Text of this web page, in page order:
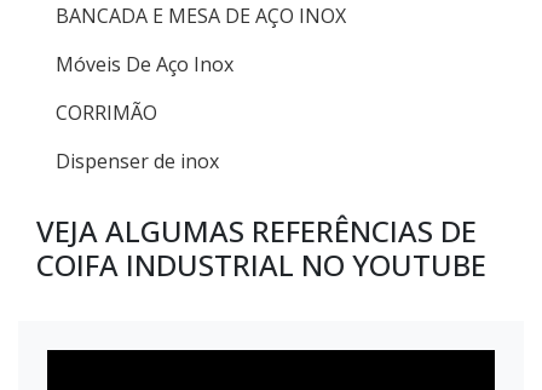
BANCADA E MESA DE AÇO INOX
Móveis De Aço Inox
CORRIMÃO
Dispenser de inox
VEJA ALGUMAS REFERÊNCIAS DE
COIFA INDUSTRIAL NO YOUTUBE